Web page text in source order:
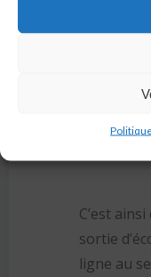
Le fait de
appareils
C’est
sortie
ligne au